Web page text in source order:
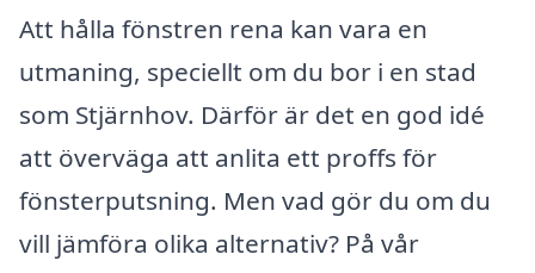
Att hålla fönstren rena kan vara en
utmaning, speciellt om du bor i en stad
som Stjärnhov. Därför är det en god idé
att överväga att anlita ett proffs för
fönsterputsning. Men vad gör du om du
vill jämföra olika alternativ? På vår